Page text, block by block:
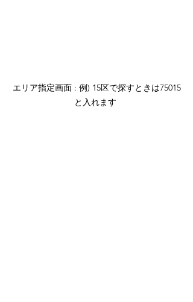
エリア指定画面 : 例) 15区で探すときは75015
と入れます